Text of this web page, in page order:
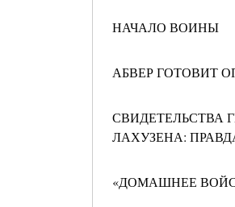
НАЧАЛО ВОИНЫ
АБВЕР ГОТОВИТ
СВИДЕТЕЛЬСТВА
ЛАХУЗЕНА:
«ДОМАШНЕЕ